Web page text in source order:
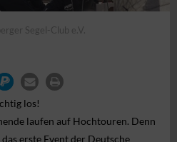
Segel-Club e.V.
los!
laufen auf Hochtouren. Denn
erste Event der Deutsche